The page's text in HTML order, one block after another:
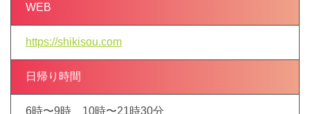
WEB
https://shikisou.com
日帰り時間
6時〜9時 10時〜21時30分